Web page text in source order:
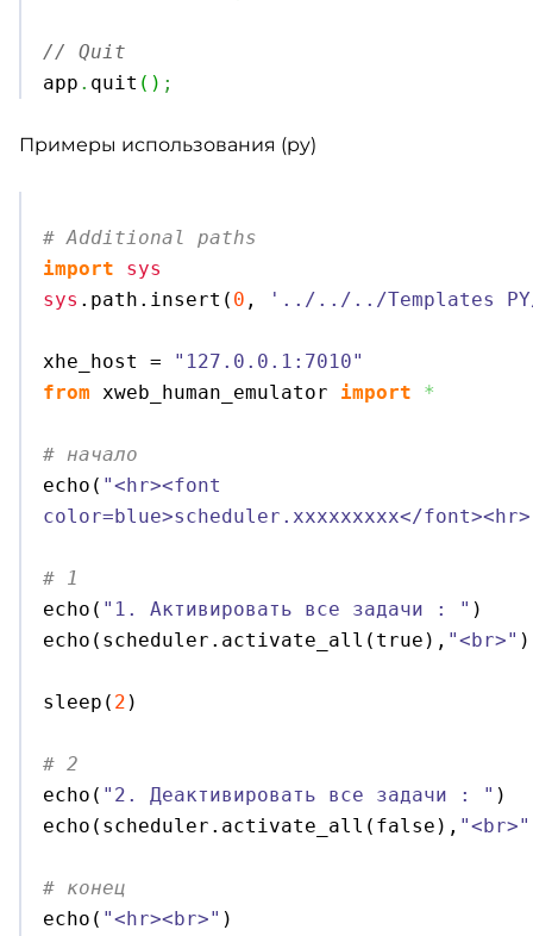
// Quit
app . quit ( ) ;
Примеры использования (py)
# Additional paths
import
sys
sys . path . insert ( 0 , '../../../Templates
xhe_host =
"127.0.0.1:7010"
from xweb_human_emulator import *
# начало
echo ( "<hr><font
color=blue>scheduler.xxxxxxxxx</
# 1
echo ( "1. Активировать все задачи : " )
echo ( scheduler. activate_all ( true ) , "<br>" )
sleep ( 2 )
# 2
echo ( "2. Деактивировать все задачи : " )
echo ( scheduler. activate_all ( false ) , "<br>"
# конец
echo ( "<hr><br>" )